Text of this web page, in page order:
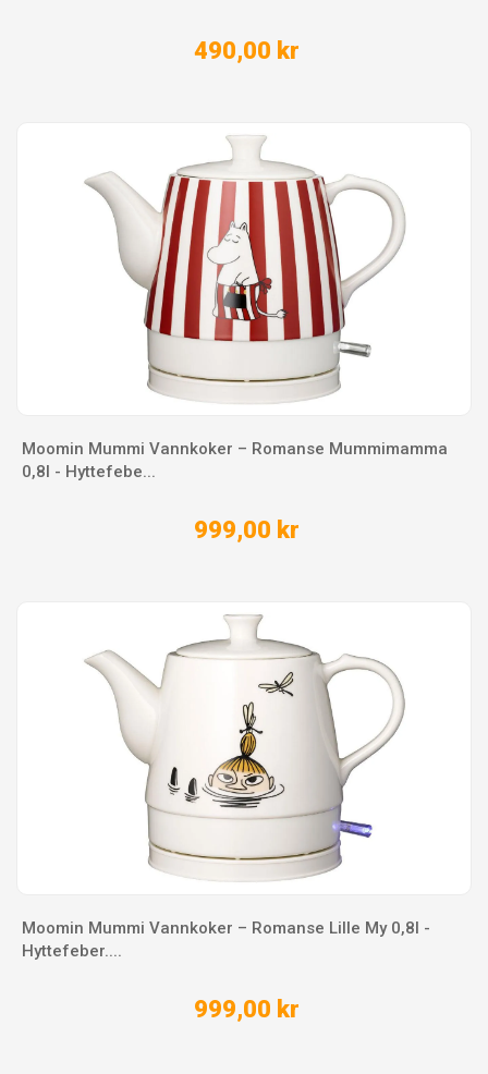
490,00 kr
Moomin Mummi Vannkoker – Romanse Mummimamma
0,8l - Hyttefebe...
999,00 kr
Moomin Mummi Vannkoker – Romanse Lille My 0,8l -
Hyttefeber....
999,00 kr